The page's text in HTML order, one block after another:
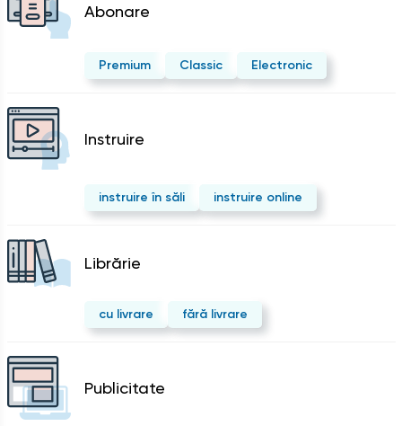
Abonare
Premium Classic Electronic
Instruire
instruire în săli instruire online
Librărie
cu livrare fără livrare
Publicitate